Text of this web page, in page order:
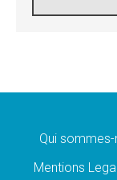
Qui sommes-
Mentions